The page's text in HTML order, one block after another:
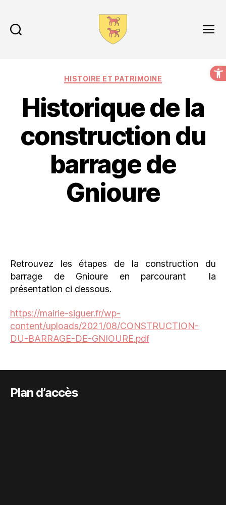
HISTOIRE ET PATRIMOINE
Historique de la
construction du
barrage de
Gnioure
Retrouvez les étapes de la construction du
barrage de Gnioure en parcourant la
présentation ci dessous.
https://mairie-siguer.fr/wp-
content/uploads/2021/08/CONSTRUCTION-
DU-BARRAGE-DE-GNIOURE.pdf
Plan d’accès